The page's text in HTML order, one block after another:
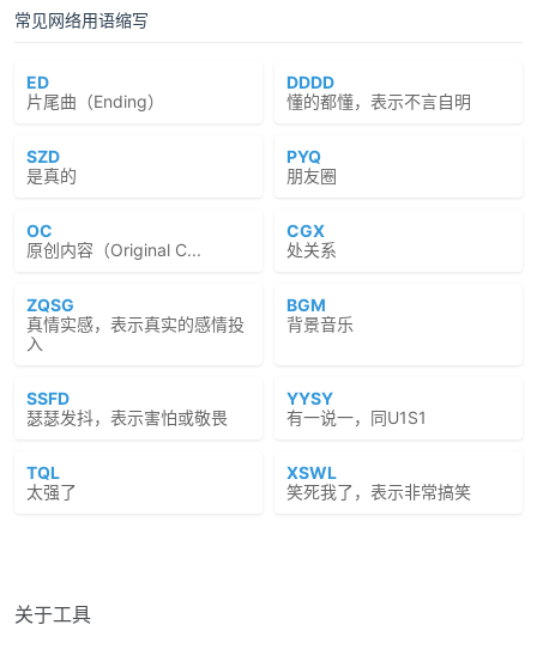
常见网络用语缩写
ED
片尾曲（Ending）
DDDD
懂的都懂，表示不言自明
SZD
是真的
PYQ
朋友圈
OC
原创内容（Original C...
CGX
处关系
ZQSG
真情实感，表示真实的感情投
入
BGM
背景音乐
SSFD
瑟瑟发抖，表示害怕或敬畏
YYSY
有一说一，同U1S1
TQL
太强了
XSWL
笑死我了，表示非常搞笑
关于工具